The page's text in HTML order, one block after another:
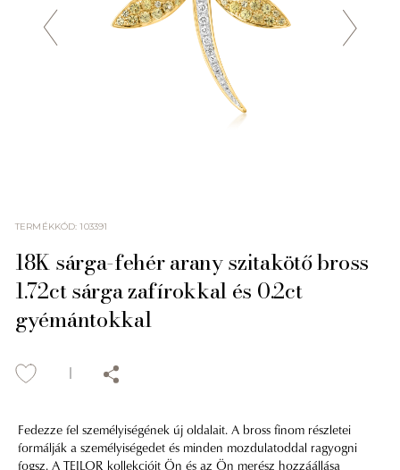
TERMÉKKÓD:103391
18K sárga-fehér arany szitakötő bross
1.72ct sárga zafírokkal és 0.2ct
gyémántokkal
Fedezze fel személyiségének új oldalait. A bross finom részletei
formálják a személyiségedet és minden mozdulatoddal ragyogni
fogsz. A TEILOR kollekcióit Ön és az Ön merész hozzáállása